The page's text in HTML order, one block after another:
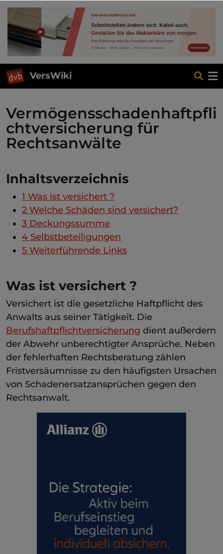
VersWiki
Vermögensschadenhaftpfli
chtversicherung für
Rechtsanwälte
Inhaltsverzeichnis
1 Was ist versichert ?
2 Welche Schäden sind versichert?
3 Deckungssumme
4 Selbstbeteiligungen
5 Weiterführende Links
Was ist versichert ?
Versichert ist die gesetzliche Haftpflicht des
Anwalts aus seiner Tätigkeit. Die
Berufshaftpflichtversicherung dient außerdem
der Abwehr unberechtigter Ansprüche. Neben
der fehlerhaften Rechtsberatung zählen
Fristversäumnisse zu den häufigsten Ursachen
von Schadenersatzansprüchen gegen den
Rechtsanwalt.